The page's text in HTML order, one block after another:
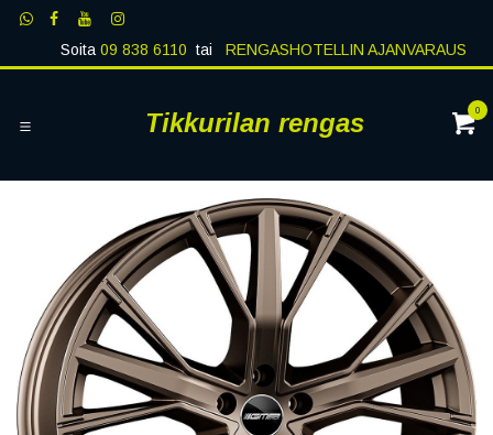
Siirry sisältöön
Soita09 838 6110 tai RENGASHOTELLIN AJANVARAUS
Tikkurilan rengas 0